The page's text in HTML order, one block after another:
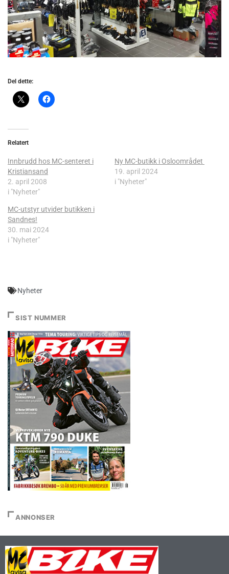
Del dette:
Relatert
Innbrudd hos MC-senteret i
Kristiansand
2. april 2008
i "Nyheter"
Ny MC-butikk i Osloområdet
19. april 2024
i "Nyheter"
MC-utstyr utvider butikken i
Sandnes!
30. mai 2024
i "Nyheter"
Nyheter
SIST NUMMER
ANNONSER